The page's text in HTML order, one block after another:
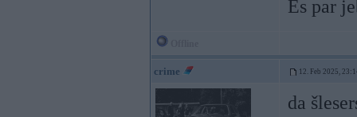
Es par
crime 12. Feb 2025,
da